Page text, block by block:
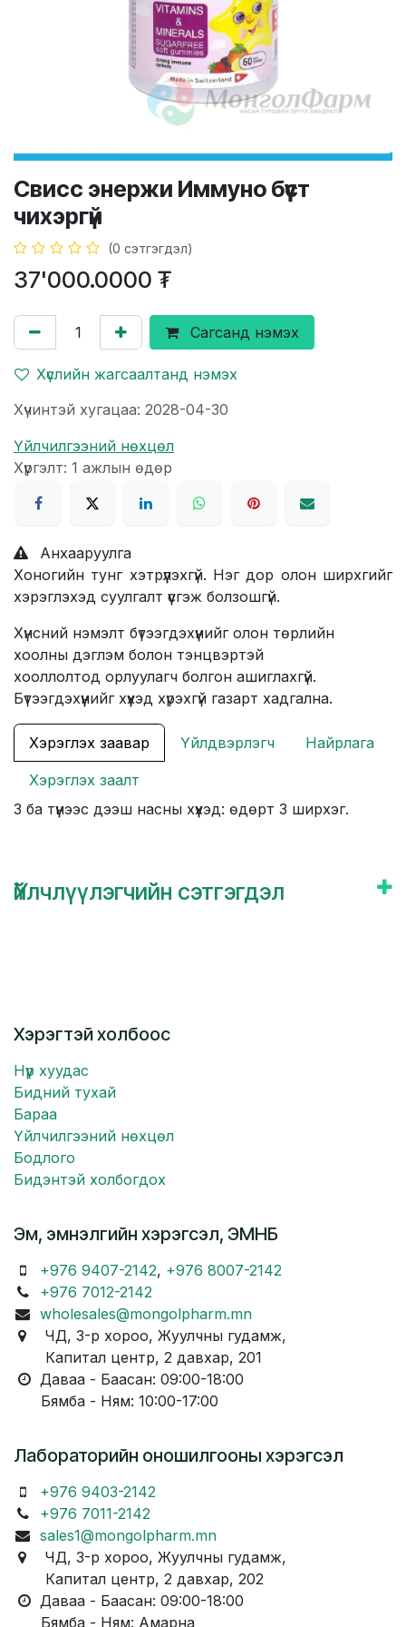
Свисс энержи Иммуно бүүст
чихэргүй
(0 сэтгэгдэл)
37'000.0000 ₮
Сагсанд нэмэх
Хүслийн жагсаалтанд нэмэх
Хүчинтэй хугацаа: 2028-04-30
Үйлчилгээний нөхцөл
Хүргэлт: 1 ажлын өдөр
Анхааруулга
Хоногийн тунг хэтрүүлэхгүй. Нэг дор олон ширхгийг
хэрэглэхэд суулгалт үүсгэж болзошгүй.
Хүнсний нэмэлт бүтээгдэхүүнийг олон төрлийн
хоолны дэглэм болон тэнцвэртэй
хооллолтод орлуулагч болгон ашиглахгүй.
Бүтээгдэхүүнийг хүүхэд хүрэхгүй газарт хадгална.
Хэрэглэх заавар Үйлдвэрлэгч Найрлага
Хэрэглэх заалт
3 ба түүнээс дээш насны хүүхэд: өдөрт 3 ширхэг.
Үйлчлүүлэгчийн сэтгэгдэл
Хэрэгтэй холбоос
Нүүр хуудас
Бидний тухай
Бараа
Үйлчилгээний нөхцөл
Бодлого
Бидэнтэй холбогдох
Эм, эмнэлгийн хэрэгсэл, ЭМНБ
+976 9407-2142, +976 8007-2142
+976 7012-2142
wholesales@mongolpharm.mn
ЧД, 3-р хороо, Жуулчны гудамж,
Капитал центр, 2 давхар, 201
Даваа - Баасан: 09:00-18:00
Бямба - Ням: 10:00-17:00
Лабораторийн оношилгооны хэрэгсэл
+976 9403-2142
+976 7011-2142
sales1@mongolpharm.mn
ЧД, 3-р хороо, Жуулчны гудамж,
Капитал центр, 2 давхар, 202
Даваа - Баасан: 09:00-18:00
Бямба - Ням: Амарна